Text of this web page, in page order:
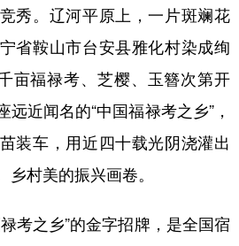
时尚 悦读
路 亚太网 上市公司
河北
上海 江苏
秀。辽河平原上，一片斑斓花
省鞍山市台安县雅化村染成绚
亩福禄考、芝樱、玉簪次第开
近闻名的“中国福禄考之乡”，
装车，用近四十载光阴浇灌出
乡村美的振兴画卷。
之乡”的金字招牌，是全国宿